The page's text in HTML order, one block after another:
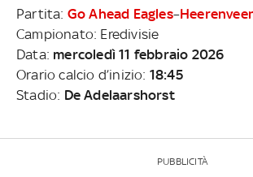
Partita: Go Ahead Eagles–
Campionato: Eredivisie
Data: mercoledì 11 febbraio 2026
Orario calcio d’inizio: 18:45
Stadio: De Adelaarshorst
PUBBLICITÀ